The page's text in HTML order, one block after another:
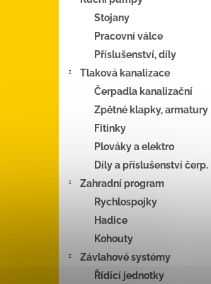
Stojany
Pracovní válce
Příslušenství, díly
Tlaková kanalizace
Čerpadla kanalizační
Zpětné klapky, armatury
Fitinky
Plováky a elektro
Díly a příslušenství čerp.
Zahradní program
Rychlospojky
Hadice
Kohouty
Závlahové systémy
Řídící jednotky